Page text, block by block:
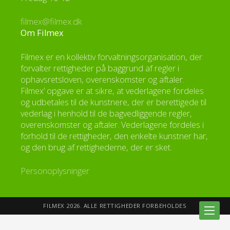
filmex@filmex.dk
Om Filmex
Filmex er en kollektiv forvaltningsorganisation, der
forvalter rettigheder på baggrund af regler i
ophavsretsloven, overenskomster og aftaler.
Filmex’ opgave er at sikre, at vederlagene fordeles
og udbetales til de kunstnere, der er berettigede til
vederlag i henhold til de bagvedliggende regler,
overenskomster og aftaler. Vederlagene fordeles i
forhold til de rettigheder, den enkelte kunstner har,
og den brug af rettighederne, der er sket.
Personoplysninger
FILMEX 2026. ALLE RETTIGHEDER FORBEHOLDES